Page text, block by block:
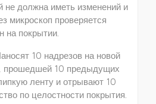
не должна иметь изменений и
микроскоп проверяется
на покрытии.
10 надрезов на новой
про­шедшей 10 предыдущих
ленту и отрывают 10
по целостности покрытия.